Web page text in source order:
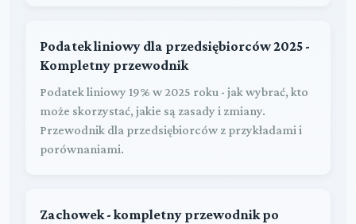
Podatek liniowy dla przedsiębiorców 2025 -
Kompletny przewodnik
Podatek liniowy 19% w 2025 roku - jak wybrać, kto
może skorzystać, jakie są zasady i zmiany.
Przewodnik dla przedsiębiorców z przykładami i
porównaniami.
Zachowek - kompletny przewodnik po